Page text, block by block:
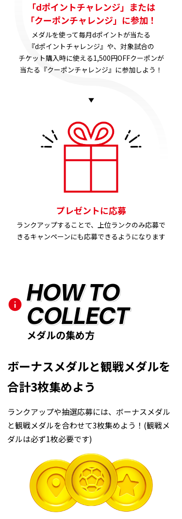
「dポイントチャレンジ」または
「クーポンチャレンジ」に参加！
メダルを使って毎月dポイントが当たる
『dポイントチャレンジ』や、対象試合の
チケット購入時に使える1,500円OFFクーポンが
当たる『クーポンチャレンジ』に参加しよう！
プレゼントに応募
ランクアップすることで、上位ランクのみ応募で
きるキャンペーンにも応募できるようになります
HOW TO
COLLECT
メダルの集め方
ボーナスメダルと観戦メダルを
合計3枚集めよう
ランクアップや抽選応募には、ボーナスメダル
と観戦メダルを合わせて3枚集めよう！(観戦メ
ダルは必ず1枚必要です)